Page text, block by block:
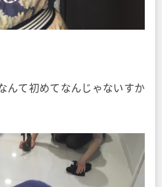
んて初めてなんじゃないすか